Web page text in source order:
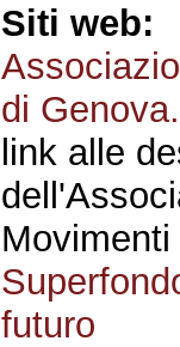
Siti web:
di
link alle
futuro